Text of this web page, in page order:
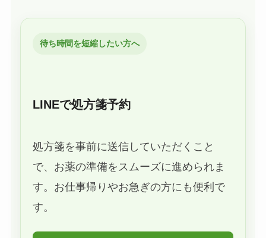
待ち時間を短縮したい方へ
LINEで処方箋予約
処方箋を事前に送信していただくこと
で、お薬の準備をスムーズに進められま
す。お仕事帰りやお急ぎの方にも便利で
す。